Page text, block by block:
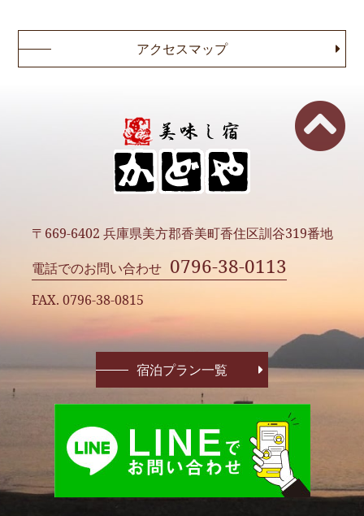
アクセスマップ
〒669-6402 兵庫県美方郡香美町香住区訓谷319番地
電話でのお問い合わせ 0796-38-0113
FAX. 0796-38-0815
宿泊プラン一覧